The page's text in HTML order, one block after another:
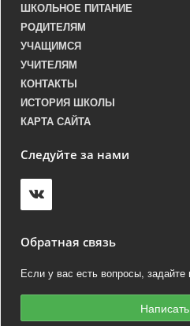
ШКОЛЬНОЕ ПИТАНИЕ
РОДИТЕЛЯМ
УЧАЩИМСЯ
УЧИТЕЛЯМ
КОНТАКТЫ
ИСТОРИЯ ШКОЛЫ
КАРТА САЙТА
Следуйте за нами
Обратная связь
Если у вас есть вопросы,